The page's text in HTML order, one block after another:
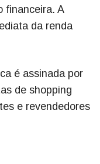
financeira. A
da renda
é assinada por
de shopping
e revendedores